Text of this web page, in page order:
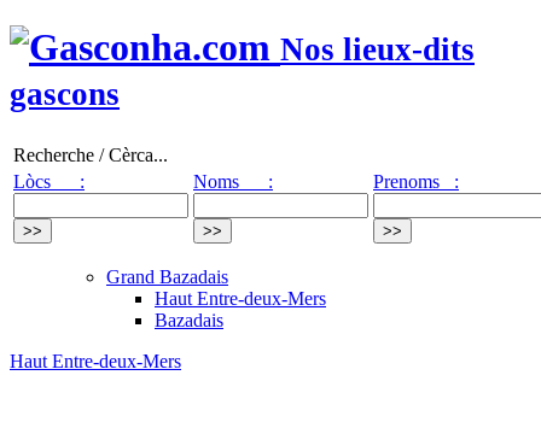
Nos lieux-dits
gascons
Recherche / Cèrca...
Lòcs :
Noms : Prenoms :
Grand Bazadais
Haut Entre-deux-Mers
Bazadais
Haut Entre-deux-Mers